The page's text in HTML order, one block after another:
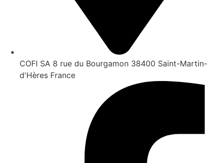
COFI SA 8 rue du Bourgamon 38400 Saint-Martin-
d'Hères France